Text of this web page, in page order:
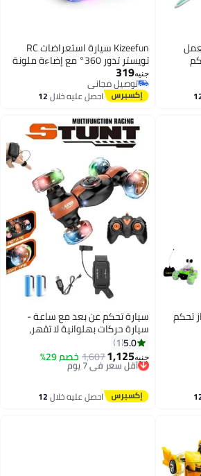
مزودة
Kizeefun سيارة استعراضات RC
تويستر تدور 360° مع إضاءة ملونة
وموسيقى
جنيه319
توصيل مجاني
توصيل مجانياحصل عليه خلال12
تحكم سيارة تحكم عن بعد مع ساعة -
سيارة حركات بهلوانية لا تقهر،
وموسيقى، لعبة سيارة تويست
للأطفال (برتقالي)
5.0
1
جنيه1,125
1,607خصم 29% أقل سعر في 7 يوم
توصيل مجاني
احصل عليه خلال12